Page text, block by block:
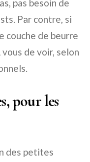
pas besoin de
Par contre, si
couche de beurre
de voir, selon
pour les
des petites